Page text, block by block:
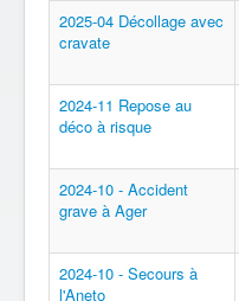
2025-04 Décollage avec
cravate
2024-11 Repose au
déco à risque
2024-10 - Accident
grave à Ager
2024-10 - Secours à
l'Aneto